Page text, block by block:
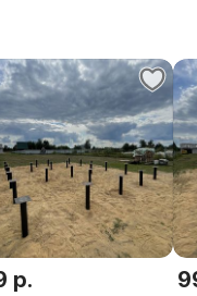
р.